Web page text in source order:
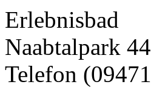
Erlebnisbad
Naabtalpark
Telefon